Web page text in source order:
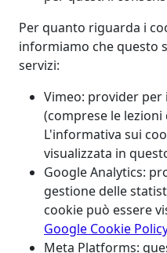
Per quanto riguarda i
informiamo che questo
servizi:
Vimeo: provider per
(comprese le lezioni
L'informativa sui
visualizzata in
Google Analytics:
gestione delle
cookie può essere
Google Cookie Policy
Meta Platforms: